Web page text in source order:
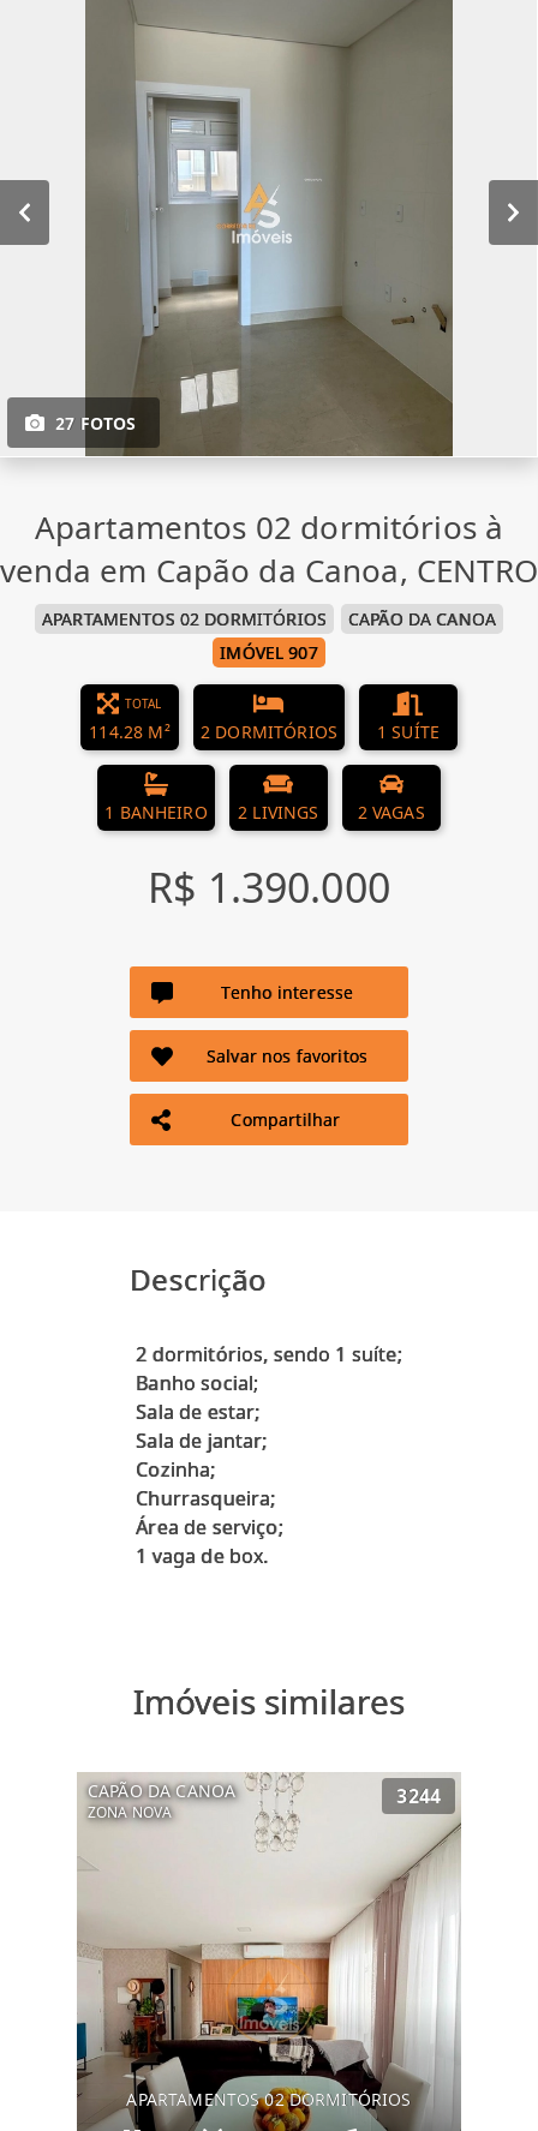
27 FOTOS
Apartamentos 02 dormitórios à
venda em Capão da Canoa, CENTRO
APARTAMENTOS 02 DORMITÓRIOS
CAPÃO DA CANOA
IMÓVEL 907
TOTAL
114.28 M² 2 DORMITÓRIOS 1 SUÍTE
1 BANHEIRO 2 LIVINGS 2 VAGAS
R$ 1.390.000
Tenho interesse
Salvar nos favoritos
Compartilhar
Descrição
2 dormitórios, sendo 1 suíte;
Banho social;
Sala de estar;
Sala de jantar;
Cozinha;
Churrasqueira;
Área de serviço;
Imóveis similares
CAPÃO DA CANOA
ZONA NOVA
3244
APARTAMENTOS 02 DORMITÓRIOS